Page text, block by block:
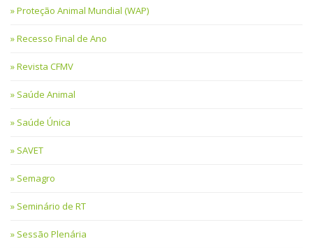
Proteção Animal Mundial (WAP)
Recesso Final de Ano
Revista CFMV
Saúde Animal
Saúde Única
SAVET
Semagro
Seminário de RT
Sessão Plenária